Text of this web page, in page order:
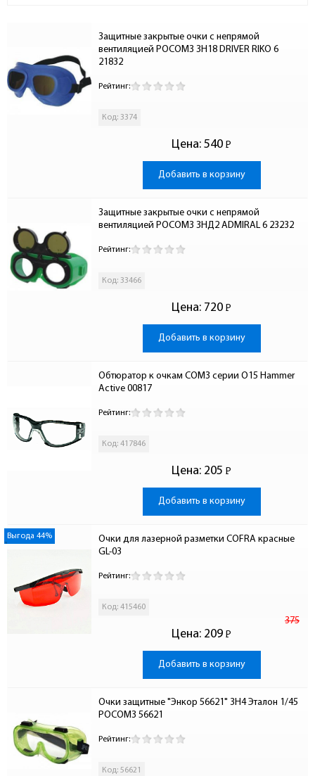
Защитные закрытые очки с непрямой
вентиляцией РОСОМЗ ЗН18 DRIVER RIKO 6
21832
Рейтинг:
Код: 3374
Цена: 540 Р
-
Добавить в корзину
Защитные закрытые очки с непрямой
вентиляцией РОСОМЗ ЗНД2 ADMIRAL 6 23232
Рейтинг:
Код: 33466
Цена: 720 Р
-
Добавить в корзину
Обтюратор к очкам СОМЗ серии О15 Hammer
Active 00817
Рейтинг:
Код: 417846
Цена: 205 Р
-
Добавить в корзину
Выгода 44%
Очки для лазерной разметки COFRA красные
GL-03
Рейтинг:
Код: 415460
Цена:
375
209 Р
-
Добавить в корзину
Очки защитные "Энкор 56621" 3Н4 Эталон 1/45
РОСОМЗ 56621
Рейтинг:
Код: 56621